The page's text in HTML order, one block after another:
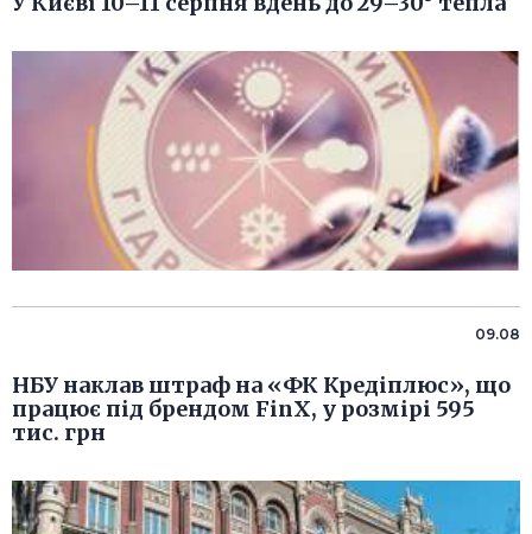
09.08
НБУ наклав штраф на «ФК Кредіплюс», що
працює під брендом FinX, у розмірі 595
тис. грн